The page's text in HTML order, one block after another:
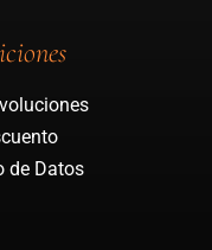
de Datos